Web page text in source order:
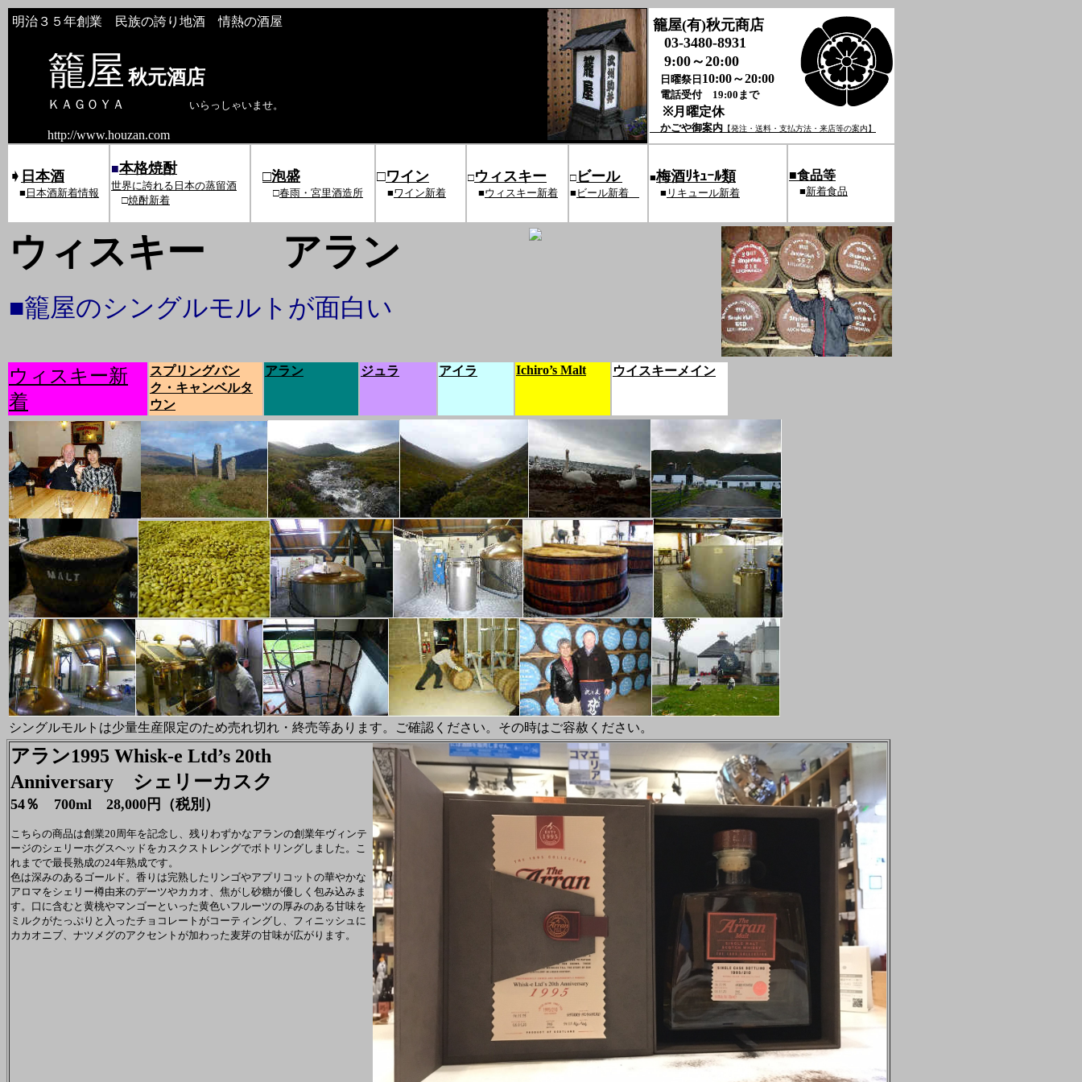
明治３５年創業 民族の誇り地酒 情熱の酒屋
籠屋 秋元酒店
ＫＡＧＯＹＡ いらっしゃいませ。
http://www.houzan.com
籠屋(有)秋元商店
03-3480-8931
9:00～20:00
日曜祭日 10:00～20:00
電話受付 19:00まで
※月曜定休
かごや御案内 【発注・送料・支払方法・来店等の案内】
➧ 日本酒
■ 日本酒新着情報
■本格焼酎
世界に誇れる日本の蒸留酒
□焼酎新着
□泡盛
□春雨・ 宮里酒造所
□ワイン
■ワイン新着
□ウィスキー
■ウィスキー新着
□ ビール
■ ビール新着
■梅酒ﾘｷｭｰﾙ類
■ リキュール新着
■食品等
■新着食品
ウィスキー アラン
■籠屋のシングルモルトが面白い
ウィスキー新
着
スプリングバン
ク・キャンベルタ
ウン
アラン ジュラ アイラ Ichiro’s Malt ウイスキーメイン
シングルモルトは少量生産限定のため売れ切れ・終売等あります。ご確認ください。その時はご容赦ください。
アラン1995 Whisk-e Ltd’s 20th
Anniversary シェリーカスク
54％ 700ml 28,000円（税別）
こちらの商品は創業20周年を記念し、残りわずかなアランの創業年ヴィンテ
ージのシェリーホグスヘッドをカスクストレングでボトリングしました。こ
れまでで最長熟成の24年熟成です。
色は深みのあるゴールド。香りは完熟したリンゴやアプリコットの華やかな
アロマをシェリー樽由来のデーツやカカオ、焦がし砂糖が優しく包み込みま
す。口に含むと黄桃やマンゴーといった黄色いフルーツの厚みのある甘味を
ミルクがたっぷりと入ったチョコレートがコーティングし、フィニッシュに
カカオニブ、ナツメグのアクセントが加わった麦芽の甘味が広がります。